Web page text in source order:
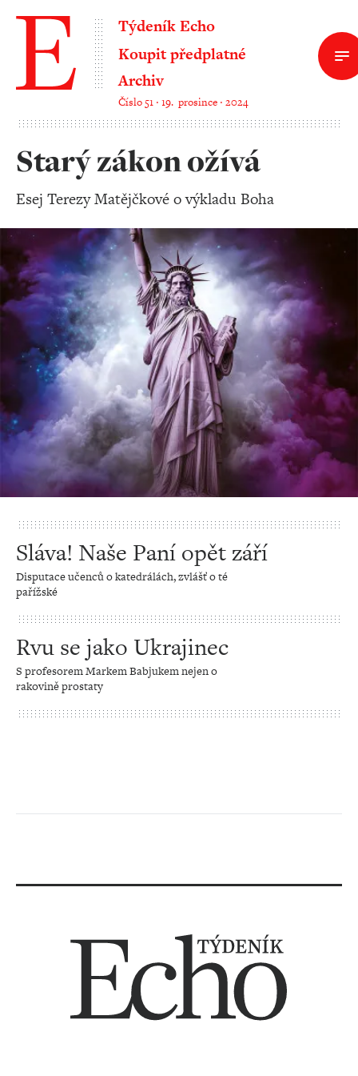
Týdeník Echo
Koupit předplatné
Archiv
Číslo 51 ‧ 19. prosince ‧ 2024
Starý zákon ožívá
Esej Terezy Matějčkové o výkladu Boha
Sláva! Naše Paní opět září
Disputace učenců o katedrálách, zvlášť o té
pařížské
Rvu se jako Ukrajinec
S profesorem Markem Babjukem nejen o
rakovině prostaty